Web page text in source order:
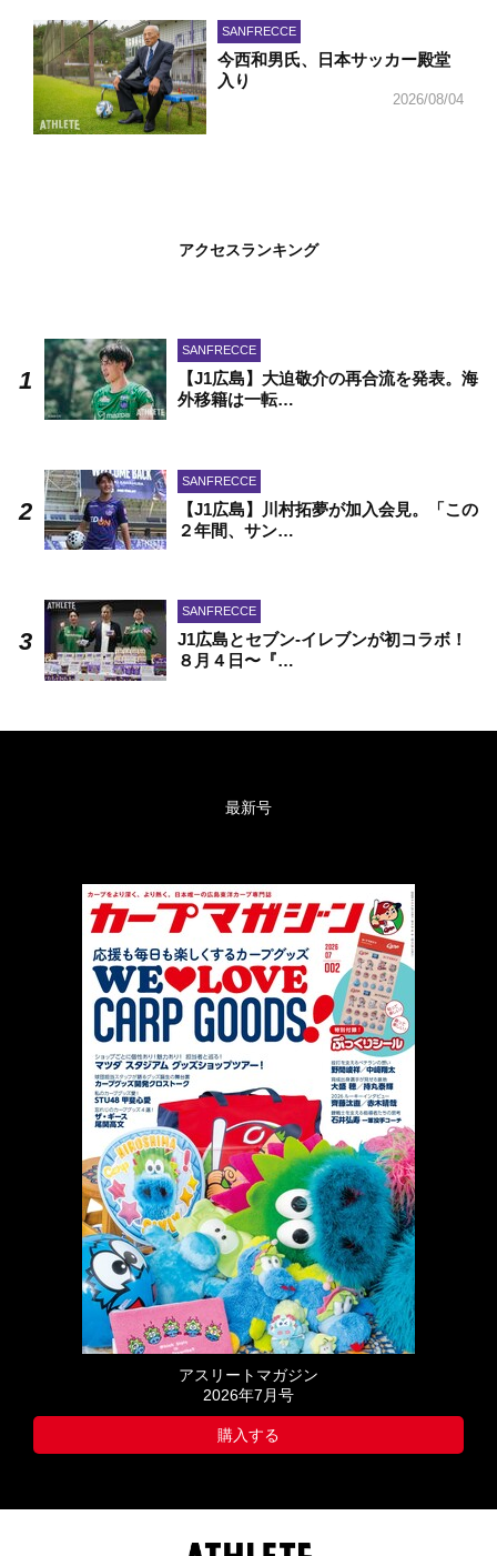
SANFRECCE
今西和男氏、日本サッカー殿堂
入り
2026/08/04
アクセスランキング
SANFRECCE
【J1広島】大迫敬介の再合流を発表。海
外移籍は一転…
SANFRECCE
【J1広島】川村拓夢が加入会見。「この
２年間、サン…
SANFRECCE
J1広島とセブン-イレブンが初コラボ！
８月４日〜『…
最新号
アスリートマガジン
2026年7月号
購入する